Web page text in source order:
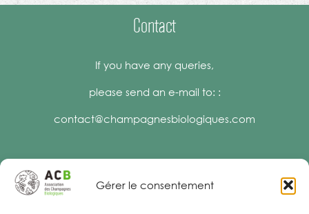
Gérer le consentement
Contact
If you have any queries,
please send an e-mail to: :
contact@champagnesbiologiques.com